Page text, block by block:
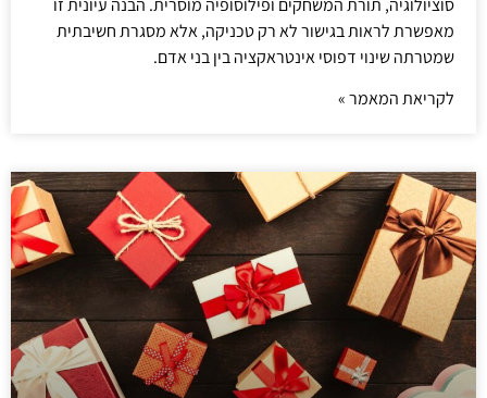
סוציולוגיה, תורת המשחקים ופילוסופיה מוסרית. הבנה עיונית זו
מאפשרת לראות בגישור לא רק טכניקה, אלא מסגרת חשיבתית
שמטרתה שינוי דפוסי אינטראקציה בין בני אדם.
לקריאת המאמר »